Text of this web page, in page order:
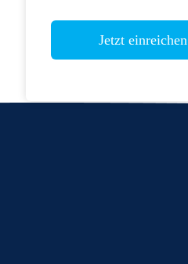
Jetzt einreichen